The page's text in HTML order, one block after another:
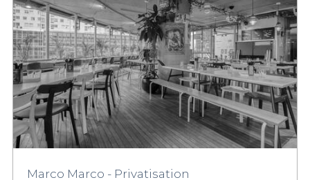
Marco Marco - Privatisation